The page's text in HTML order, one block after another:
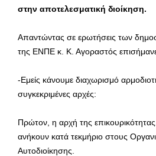
στην αποτελεσματική διοίκηση.
Απαντώντας σε ερωτήσεις των
της ΕΝΠΕ κ. Κ. Αγοραστός
-Εμείς κάνουμε διαχωρισμό
συγκεκριμένες αρχές:
Πρώτον, η αρχή της
ανήκουν κατά τεκμήριο στους
Αυτοδιοίκησης.